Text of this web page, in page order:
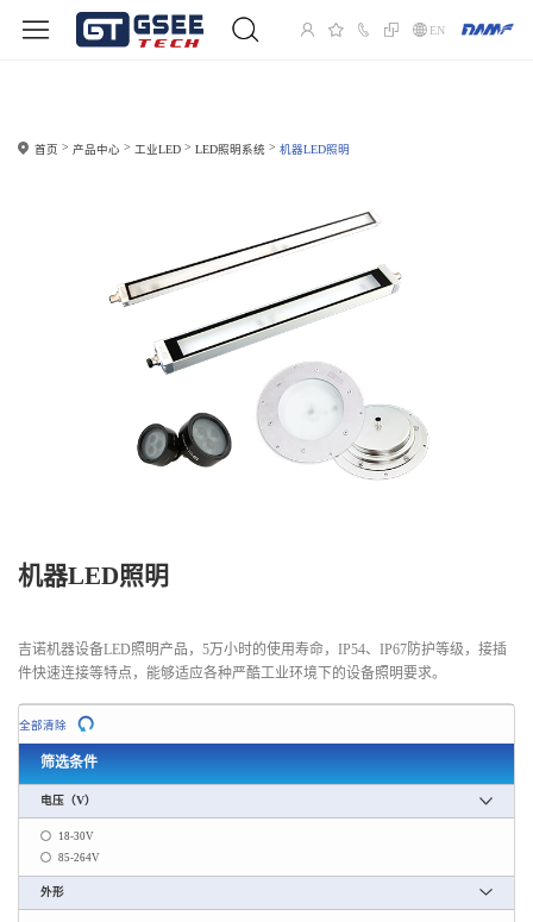
EN
首页 产品中心 工业LED LED照明系统 机器LED照明
机器LED照明
吉诺机器设备LED照明产品，5万小时的使用寿命，IP54、IP67防护等级，接插
件快速连接等特点，能够适应各种严酷工业环境下的设备照明要求。
全部清除
筛选条件
电压（V）
18-30V
85-264V
外形